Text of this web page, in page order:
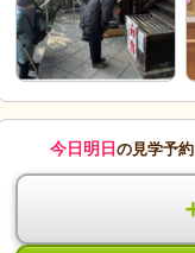
今日明日 の見学予約